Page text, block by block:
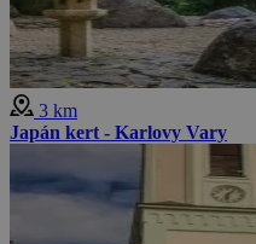
3 km
Japán kert - Karlovy Vary